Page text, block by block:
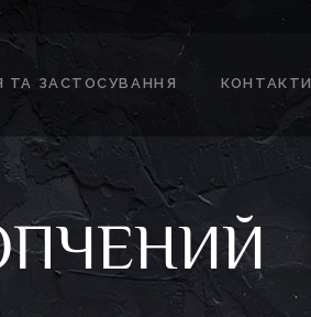
ТА ЗАСТОСУВАННЯ КОНТАКТИ